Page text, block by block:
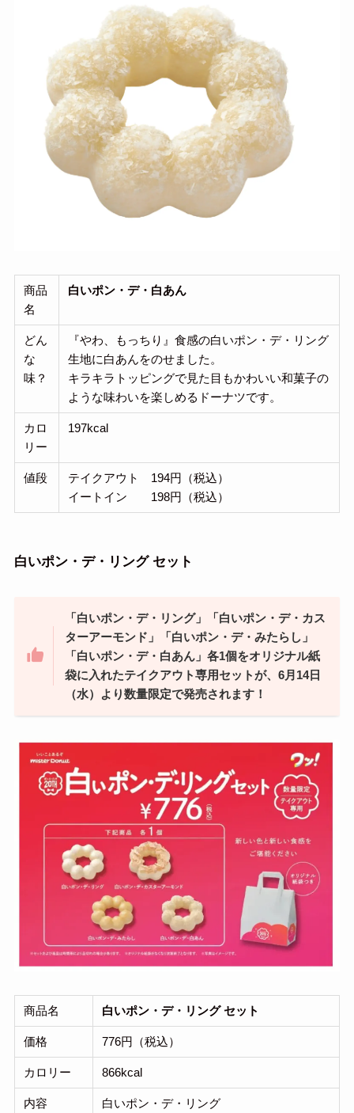
商品
名
白いポン・デ・白あん
どん
な
味？
『やわ、もっちり』食感の白いポン・デ・リング
生地に白あんをのせました。
キラキラトッピングで見た目もかわいい和菓子の
ような味わいを楽しめるドーナツです。
カロ
リー
197kcal
値段
テイクアウト 194円（税込）
イートイン 198円（税込）
白いポン・デ・リング セット
「白いポン・デ・リング」「白いポン・デ・カス
ターアーモンド」「白いポン・デ・みたらし」
「白いポン・デ・白あん」各1個をオリジナル紙
袋に入れたテイクアウト専用セットが、6月14日
（水）より数量限定で発売されます！
商品名 白いポン・デ・リング セット
価格 776円（税込）
カロリー 866kcal
内容
白いポン・デ・リング